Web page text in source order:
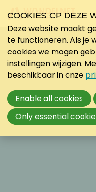
COOKIES OP DEZE
Deze website maakt
te functioneren. Als je
cookies we mogen
instellingen wijzigen.
beschikbaar in onze
Enable all cookies
Only essential